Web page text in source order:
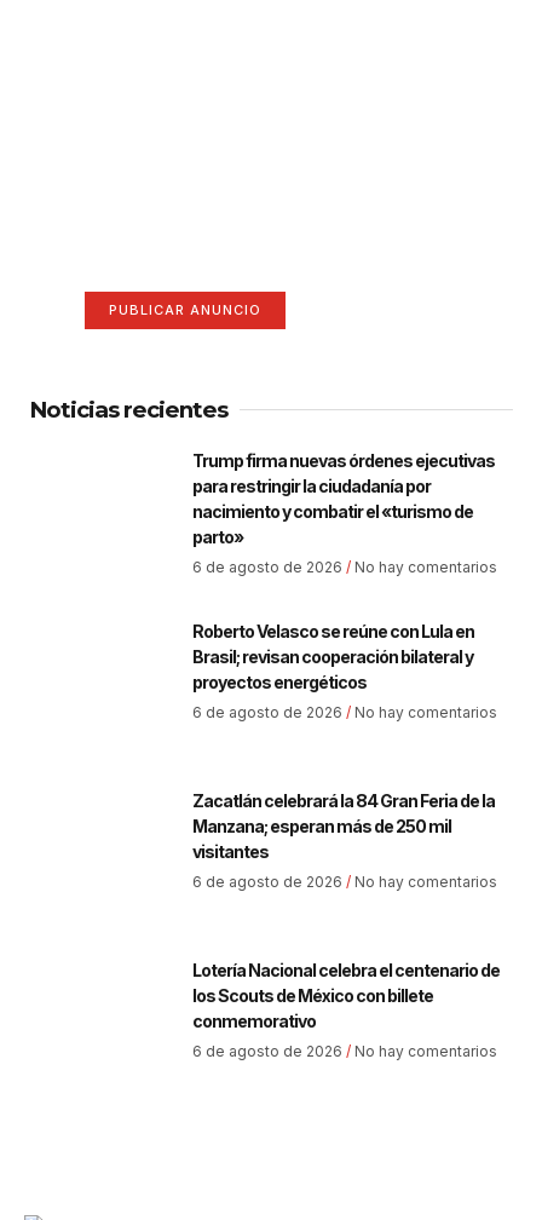
PUBLICAR ANUNCIO
Noticias recientes
Trump firma nuevas órdenes ejecutivas
para restringir la ciudadanía por
nacimiento y combatir el «turismo de
parto»
6 de agosto de 2026 No hay comentarios
Roberto Velasco se reúne con Lula en
Brasil; revisan cooperación bilateral y
proyectos energéticos
6 de agosto de 2026 No hay comentarios
Zacatlán celebrará la 84 Gran Feria de la
Manzana; esperan más de 250 mil
visitantes
6 de agosto de 2026 No hay comentarios
Lotería Nacional celebra el centenario de
los Scouts de México con billete
conmemorativo
6 de agosto de 2026 No hay comentarios